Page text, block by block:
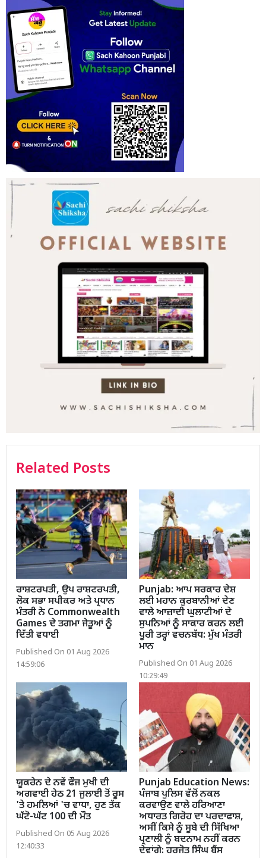
Related Posts
ਰਾਸ਼ਟਰਪਤੀ, ਉਪ ਰਾਸ਼ਟਰਪਤੀ,
ਲੋਕ ਸਭਾ ਸਪੀਕਰ ਅਤੇ ਪ੍ਰਧਾਨ
ਮੰਤਰੀ ਨੇ Commonwealth
Games ਦੇ ਤਗਮਾ ਜੇਤੂਆਂ ਨੂੰ
ਦਿੱਤੀ ਵਧਾਈ
Published On 01 Aug 2026
14:59:06
Punjab: ਆਪ ਸਰਕਾਰ ਦੇਸ਼
ਲਈ ਮਹਾਨ ਕੁਰਬਾਨੀਆਂ ਦੇਣ
ਵਾਲੇ ਆਜ਼ਾਦੀ ਘੁਲਾਟੀਆਂ ਦੇ
ਸੁਪਨਿਆਂ ਨੂੰ ਸਾਕਾਰ ਕਰਨ ਲਈ
ਪੂਰੀ ਤਰ੍ਹਾਂ ਵਚਨਬੱਧ: ਮੁੱਖ ਮੰਤਰੀ
ਮਾਨ
Published On 01 Aug 2026
10:29:49
ਯੂਕਰੇਨ ਦੇ ਨਵੇਂ ਫੌਜ ਮੁਖੀ ਦੀ
ਅਗਵਾਈ ਹੇਠ 21 ਜੁਲਾਈ ਤੋਂ ਰੂਸ
'ਤੇ ਹਮਲਿਆਂ 'ਚ ਵਾਧਾ, ਹੁਣ ਤੱਕ
ਘੱਟੋ-ਘੱਟ 100 ਦੀ ਮੌਤ
Published On 05 Aug 2026
12:40:33
Punjab Education News:
ਪੰਜਾਬ ਪੁਲਿਸ ਵੱਲੋਂ ਨਕਲ
ਕਰਵਾਉਣ ਵਾਲੇ ਹਰਿਆਣਾ
ਅਧਾਰਤ ਗਿਰੋਹ ਦਾ ਪਰਦਾਫਾਸ਼,
ਅਸੀਂ ਕਿਸੇ ਨੂੰ ਸੂਬੇ ਦੀ ਸਿੱਖਿਆ
ਪ੍ਰਣਾਲੀ ਨੂੰ ਬਦਨਾਮ ਨਹੀਂ ਕਰਨ
ਦੇਵਾਂਗੇ: ਹਰਜੋਤ ਸਿੰਘ ਬੈਂਸ